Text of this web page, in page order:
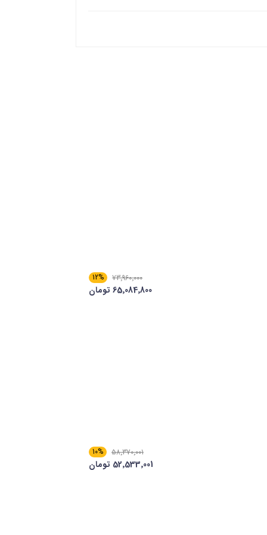
73٬960٬000
12%
65٬084٬800 تومان
58٬370٬001
10%
52٬533٬001 تومان